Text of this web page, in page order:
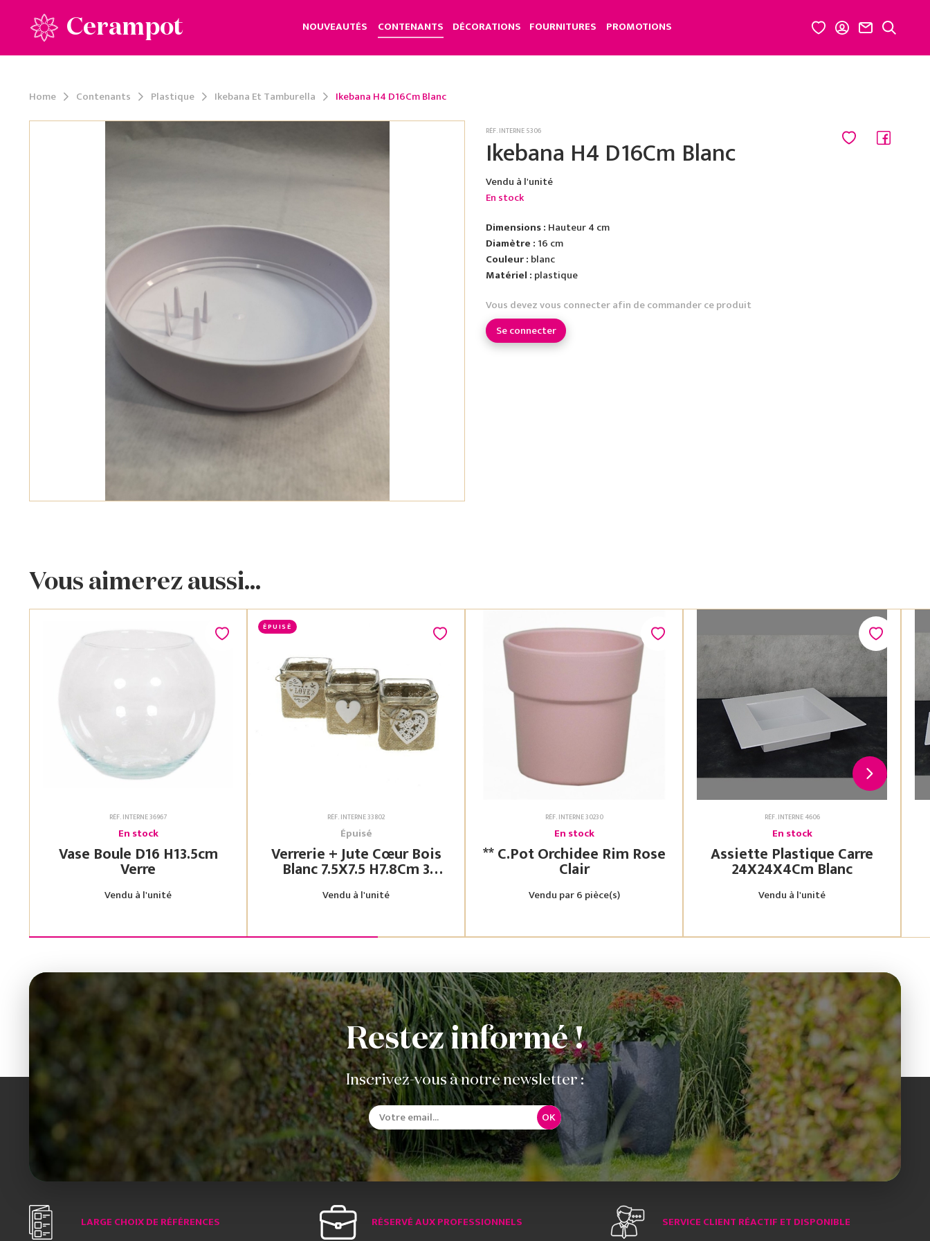
Cerampot NOUVEAUTÉS CONTENANTS DÉCORATIONS FOURNITURES PROMOTIONS
Home Contenants Plastique Ikebana Et Tamburella Ikebana H4 D16Cm Blanc
RÉF. INTERNE 5306
Ikebana H4 D16Cm Blanc
Vendu à l'unité
En stock
Dimensions : Hauteur 4 cm
Diamètre : 16 cm
Couleur : blanc
Matériel : plastique
Vous devez vous connecter afin de commander ce produit
Se connecter
Vous aimerez aussi...
RÉF. INTERNE 36967
En stock
Vase Boule D16 H13.5cm
Verre
Vendu à l'unité
ÉPUISÉ
RÉF. INTERNE 33802
Épuisé
Verrerie + Jute Cœur Bois
Blanc 7.5X7.5 H7.8Cm 3
Assorties
Vendu à l'unité
RÉF. INTERNE 30230
En stock
** C.Pot Orchidee Rim Rose
Clair
Vendu par 6 pièce(s)
RÉF. INTERNE 4606
En stock
Assiette Plastique Carre
24X24X4Cm Blanc
Vendu à l'unité
Restez informé !
Inscrivez-vous à notre newsletter :
OK
LARGE CHOIX DE RÉFÉRENCES RÉSERVÉ AUX PROFESSIONNELS SERVICE CLIENT RÉACTIF ET DISPONIBLE